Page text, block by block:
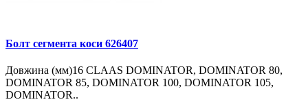
Болт сегмента коси 626407
Довжина (мм)16 CLAAS DOMINATOR, DOMINATOR 80,
DOMINATOR 85, DOMINATOR 100, DOMINATOR 105,
DOMINATOR..